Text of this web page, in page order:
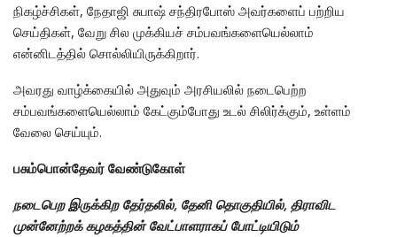
நிகழ்ச்சிகள், நேதாஜி சுபாஷ் சந்திரபோஸ் அவர்களைப் பற்றிய
செய்திகள், வேறு சில முக்கியச் சம்பவங்களையெல்லாம்
என்னிடத்தில் சொல்லியிருக்கிறார்.
அவரது வாழ்க்கையில் அதுவும் அரசியலில் நடைபெற்ற
சம்பவங்களையெல்லாம் கேட்கும்போது உடல் சிலிர்க்கும், உள்ளம்
வேலை செய்யும்.
பசும்பொன்தேவர் வேண்டுகோள்
நடைபெற இருக்கிற தேர்தலில், தேனி தொகுதியில், திராவிட
முன்னேற்றக் கழகத்தின் வேட்பாளராகப் போட்டியிடும்